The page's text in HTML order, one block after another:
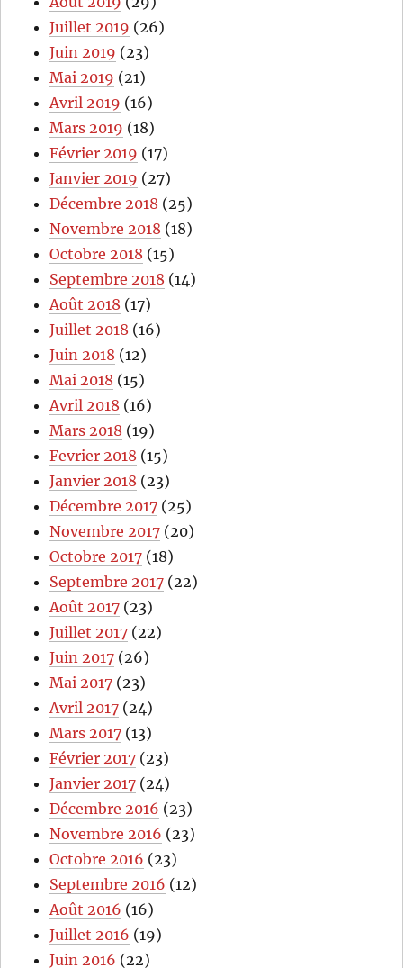
Juillet 2019 (26)
Juin 2019 (23)
Mai 2019 (21)
Avril 2019 (16)
Mars 2019 (18)
Février 2019 (17)
Janvier 2019 (27)
Décembre 2018 (25)
Novembre 2018 (18)
Octobre 2018 (15)
Septembre 2018 (14)
Août 2018 (17)
Juillet 2018 (16)
Juin 2018 (12)
Mai 2018 (15)
Avril 2018 (16)
Mars 2018 (19)
Fevrier 2018 (15)
Janvier 2018 (23)
Décembre 2017 (25)
Novembre 2017 (20)
Octobre 2017 (18)
Septembre 2017 (22)
Août 2017 (23)
Juillet 2017 (22)
Juin 2017 (26)
Mai 2017 (23)
Avril 2017 (24)
Mars 2017 (13)
Février 2017 (23)
Janvier 2017 (24)
Décembre 2016 (23)
Novembre 2016 (23)
Octobre 2016 (23)
Septembre 2016 (12)
Août 2016 (16)
Juillet 2016 (19)
Juin 2016 (22)